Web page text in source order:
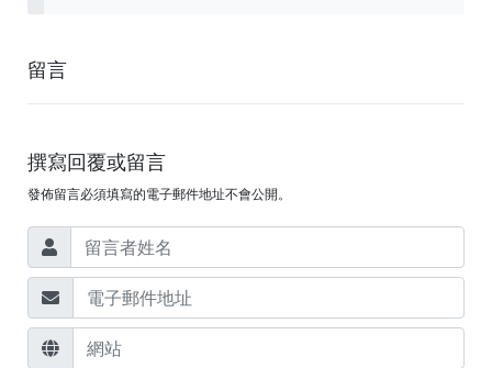
留言
撰寫回覆或留言
發佈留言必須填寫的電子郵件地址不會公開。